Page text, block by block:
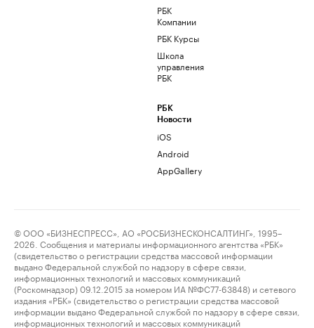
РБК
Компании
РБК Курсы
Школа
управления
РБК
РБК
Новости
iOS
Android
AppGallery
© ООО «БИЗНЕСПРЕСС», АО «РОСБИЗНЕСКОНСАЛТИНГ», 1995–
2026. Сообщения и материалы информационного агентства «РБК»
(свидетельство о регистрации средства массовой информации
выдано Федеральной службой по надзору в сфере связи,
информационных технологий и массовых коммуникаций
(Роскомнадзор) 09.12.2015 за номером ИА №ФС77-63848) и сетевого
издания «РБК» (свидетельство о регистрации средства массовой
информации выдано Федеральной службой по надзору в сфере связи,
информационных технологий и массовых коммуникаций